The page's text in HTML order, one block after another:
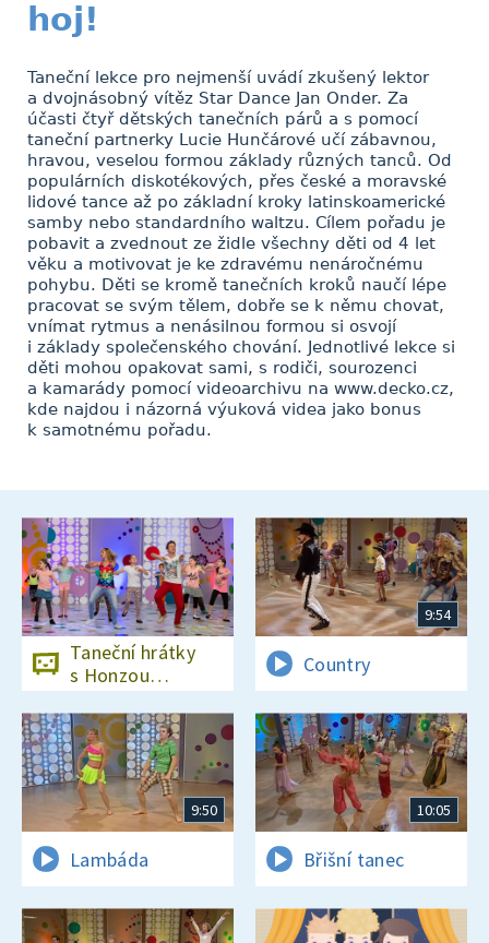
hoj!
Taneční lekce pro nejmenší uvádí zkušený lektor
a dvojnásobný vítěz Star Dance Jan Onder. Za
účasti čtyř dětských tanečních párů a s pomocí
taneční partnerky Lucie Hunčárové učí zábavnou,
hravou, veselou formou základy různých tanců. Od
populárních diskotékových, přes české a moravské
lidové tance až po základní kroky latinskoamerické
samby nebo standardního waltzu. Cílem pořadu je
pobavit a zvednout ze židle všechny děti od 4 let
věku a motivovat je ke zdravému nenáročnému
pohybu. Děti se kromě tanečních kroků naučí lépe
pracovat se svým tělem, dobře se k němu chovat,
vnímat rytmus a nenásilnou formou si osvojí
i základy společenského chování. Jednotlivé lekce si
děti mohou opakovat sami, s rodiči, sourozenci
a kamarády pomocí videoarchivu na www.decko.cz,
kde najdou i názorná výuková videa jako bonus
k samotnému pořadu.
Taneční hrátky
s Honzou
Onderem
9:54
Country
9:50
Lambáda
10:05
Břišní tanec